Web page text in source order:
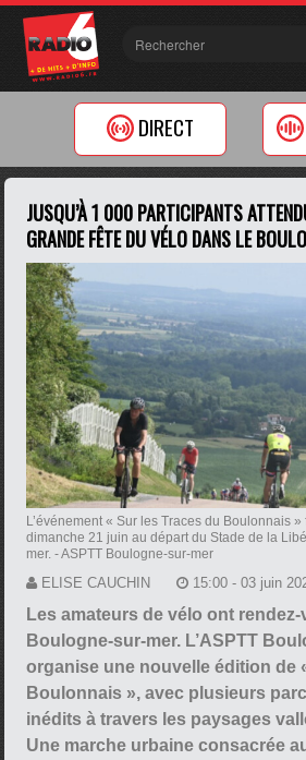
DIRECT
JUSQU’À 1 000 PARTICIPANTS
GRANDE FÊTE DU VÉLO DANS LE
L’événement « Sur les Traces du Boulonnais
dimanche 21 juin au départ du Stade de la
mer.- ASPTT Boulogne-sur-mer
ELISE CAUCHIN 15:00 - 03 juin
Les amateurs de vélo ont
Boulogne-sur-mer. L’ASPTT
organise une nouvelle édition de
Boulonnais », avec plusieurs
inédits à travers les paysages
Une marche urbaine consacrée